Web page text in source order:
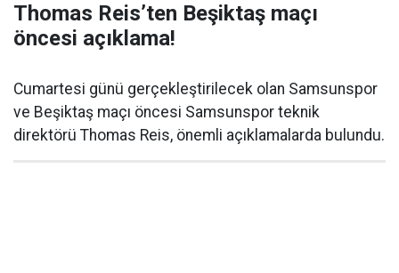
Thomas Reis’ten Beşiktaş maçı
öncesi açıklama!
Cumartesi günü gerçekleştirilecek olan Samsunspor
ve Beşiktaş maçı öncesi Samsunspor teknik
direktörü Thomas Reis, önemli açıklamalarda bulundu.